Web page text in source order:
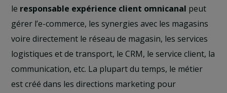
le responsable expérience client omnicanal peut
gérer l’e-commerce, les synergies avec les magasins
voire directement le réseau de magasin, les services
logistiques et de transport, le CRM, le service client, la
communication, etc. La plupart du temps, le métier
est créé dans les directions marketing pour